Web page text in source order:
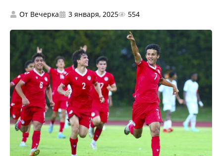
От Вечерка 3 января, 2025 554